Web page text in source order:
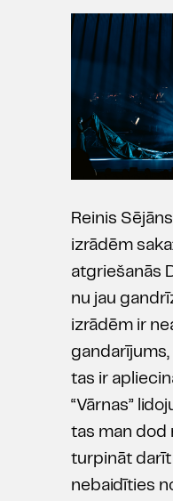
Reinis
izrādēm saka:
atgriešanās
nu jau
izrādēm ir
tas ir
“Vārnas”
tas man dod
turpināt darīt
nebaidīties